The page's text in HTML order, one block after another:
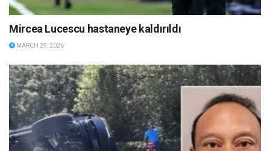
Mircea Lucescu hastaneye kaldırıldı
MARCH 29, 2026